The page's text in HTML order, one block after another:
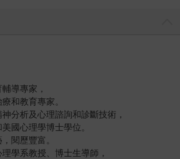
導專家，
和教育專家。
分析及心理諮詢和診斷技術，
國心理學博士學位。
閱歷豐富。
學系教授、博士生導師，